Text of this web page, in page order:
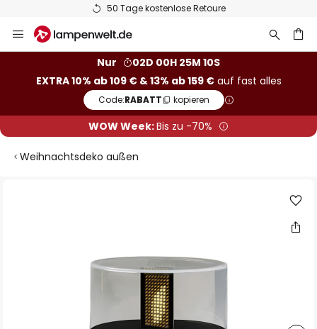
50 Tage kostenlose Retoure
Inhalt
Nur
02D 00H 25M 09S
EXTRA 10% ab 109 € & 13% ab 159 €auf fast alles
Code:RABATT kopieren
WOW Week:Bis zu -70%
Weihnachtsdeko außen